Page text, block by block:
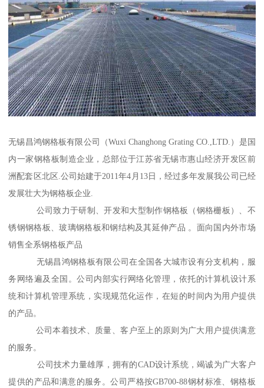
无锡昌鸿钢格板有限公司（Wuxi Changhong Grating CO.,LTD.）是国
内一家钢格板制造企业，总部位于江苏省无锡市惠山经济开发区前
洲配套区北区.公司始建于2011年4月13日，经过多年发展我公司已经
发展壮大为钢格板企业.
公司致力于研制、开发和大型制作钢格板（钢格栅板）、不
锈钢钢格板、玻璃钢格板和钢结构及其延伸产品 。面向国内外市场
销售全系钢格板产品
无锡昌鸿钢格板有限公司在全国各大城市设有分支机构，服
务网络遍及全国。公司内部实行网络化管理，依托的计算机设计系
统和计算机管理系统，实现规范化运作，在短的时间内为用户提供
的产品。
公司本着技术、质量、客户至上的原则为广大用户提供满意
的服务。
公司技术力量雄厚，拥有的CAD设计系统，竭诚为广大客户
提供的产品和满意的服务。公司严格按GB700-88钢材标准、钢格板